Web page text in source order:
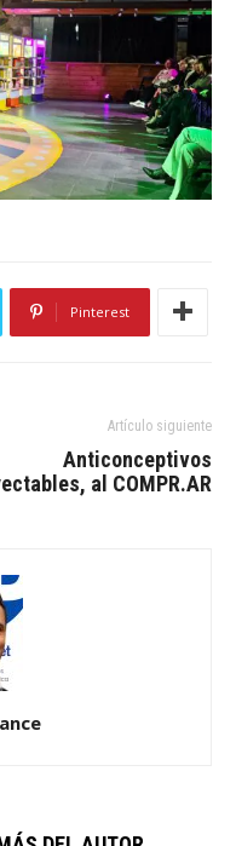
Pinterest
Artículo siguiente
Anticonceptivos
al COMPR.AR